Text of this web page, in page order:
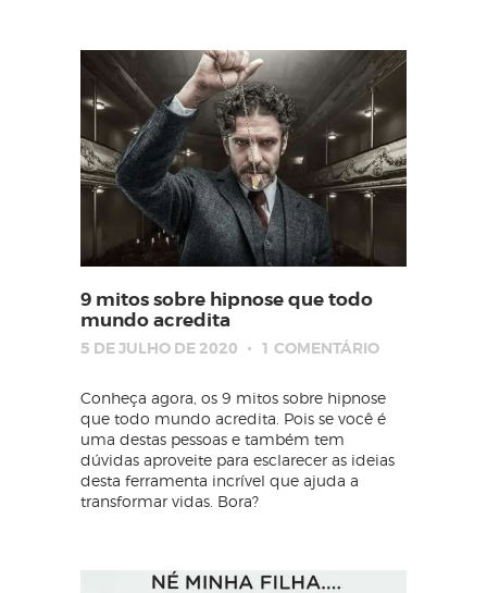
9 mitos sobre hipnose que todo
mundo acredita
5 DE JULHO DE 2020 1 COMENTÁRIO
Conheça agora, os 9 mitos sobre hipnose
que todo mundo acredita. Pois se você é
uma destas pessoas e também tem
dúvidas aproveite para esclarecer as ideias
desta ferramenta incrível que ajuda a
transformar vidas. Bora?